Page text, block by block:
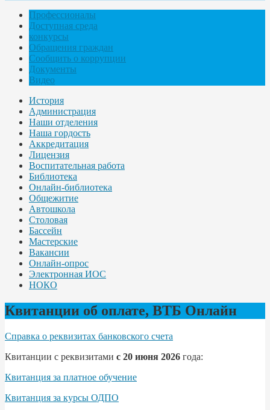
Профессионалы
Доступная среда
конкурсы
Обращения граждан
Сообщить о коррупции
Документы
Видео
История
Администрация
Наши отделения
Наша гордость
Аккредитация
Лицензия
Воспитательная работа
Библиотека
Онлайн-библиотека
Общежитие
Автошкола
Столовая
Бассейн
Мастерские
Вакансии
Онлайн-опрос
Электронная ИОС
НОКО
Квитанции об оплате, ВТБ Онлайн
Справка о реквизитах банковского счета
Квитанции с реквизитами с 20 июня 2026 года:
Квитанция за платное обучение
Квитанция за курсы ОДПО